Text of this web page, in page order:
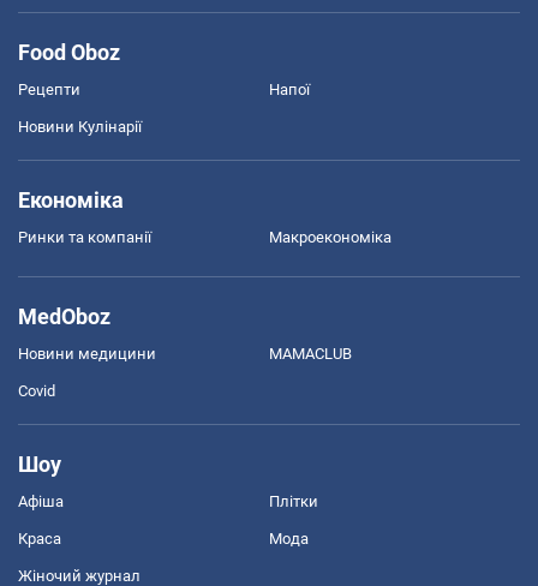
Food Oboz
Рецепти Напої
Новини Кулінарії
Економіка
Ринки та компанії Макроекономіка
MedOboz
Новини медицини MAMACLUB
Covid
Шоу
Афіша Плітки
Краса Мода
Жіночий журнал